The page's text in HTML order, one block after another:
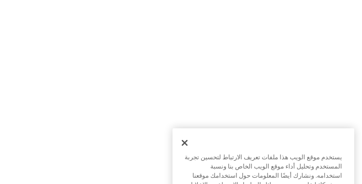
يستخدم موقع الويب هذا ملفات تعريف الارتباط لتحسين تجربة
المستخدم وتحليل أداء موقع الويب الخاص بنا ونسبة
استخدامه. ونشارك أيضًا المعلومات حول استخدامك موقعنا